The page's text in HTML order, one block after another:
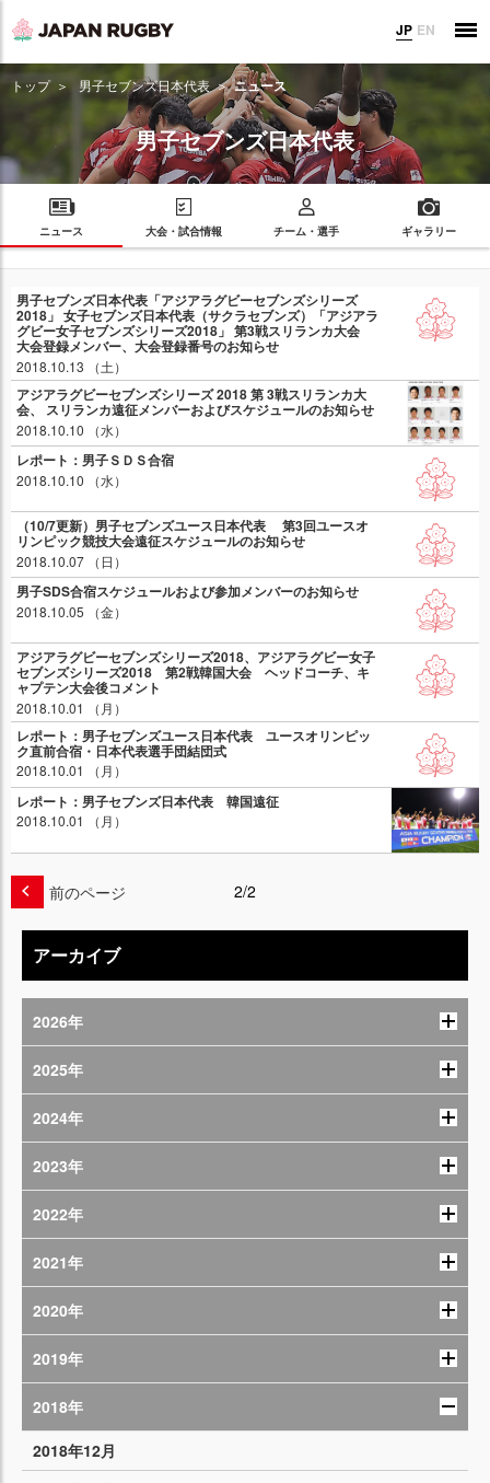
JP EN
トップ 男子セブンズ日本代表 ニュース
男子セブンズ日本代表
ニュース 大会・試合情報 チーム・選手 ギャラリー
男子セブンズ日本代表「アジアラグビーセブンズシリーズ
2018」 女子セブンズ日本代表（サクラセブンズ）「アジアラ
グビー女子セブンズシリーズ2018」 第3戦スリランカ大会
大会登録メンバー、大会登録番号のお知らせ
2018.10.13 （土）
アジアラグビーセブンズシリーズ 2018 第 3戦スリランカ大
会、 スリランカ遠征メンバーおよびスケジュールのお知らせ
2018.10.10 （水）
レポート：男子ＳＤＳ合宿
2018.10.10 （水）
（10/7更新）男子セブンズユース日本代表 第3回ユースオ
リンピック競技大会遠征スケジュールのお知らせ
2018.10.07 （日）
男子SDS合宿スケジュールおよび参加メンバーのお知らせ
2018.10.05 （金）
アジアラグビーセブンズシリーズ2018、アジアラグビー女子
セブンズシリーズ2018 第2戦韓国大会 ヘッドコーチ、キ
ャプテン大会後コメント
2018.10.01 （月）
レポート：男子セブンズユース日本代表 ユースオリンピッ
ク直前合宿・日本代表選手団結団式
2018.10.01 （月）
レポート：男子セブンズ日本代表 韓国遠征
2018.10.01 （月）
2/2
前のページ
アーカイブ
2026年
2025年
2024年
2023年
2022年
2021年
2020年
2019年
2018年
2018年12月